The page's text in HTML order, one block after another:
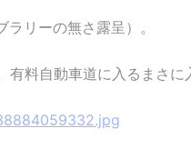
リーの無さ露呈）。
料自動車道に入るまさに